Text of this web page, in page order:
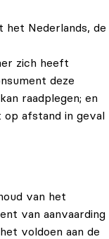
het Nederlands, de
zich heeft
deze
raadplegen; en
op afstand in geval
van het
van aanvaarding
voldoen aan de